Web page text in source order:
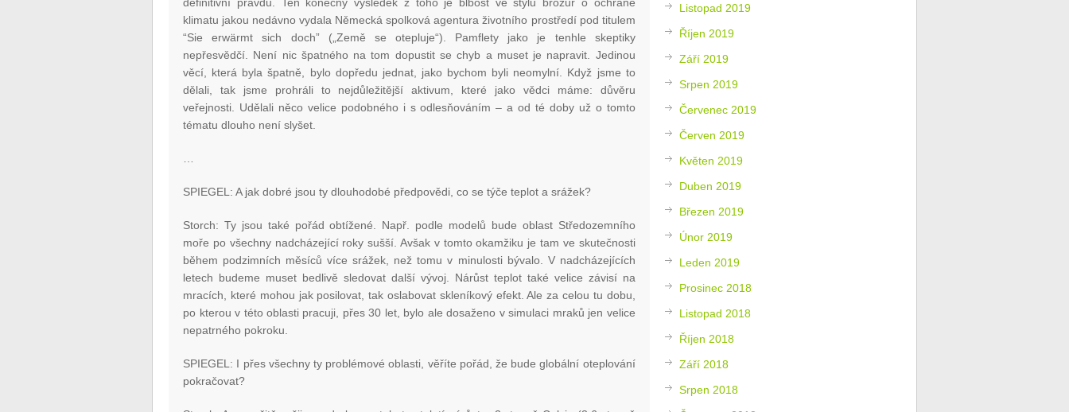
klimatu jakou nedávno vydala Německá spolková agentura životního prostředí pod titulem
“Sie erwärmt sich doch” („Země se otepluje“). Pamflety jako je tenhle skeptiky
nepřesvědčí. Není nic špatného na tom dopustit se chyb a muset je napravit. Jedinou
věcí, která byla špatně, bylo dopředu jednat, jako bychom byli neomylní. Když jsme to
dělali, tak jsme prohráli to nejdůležitější aktivum, které jako vědci máme: důvěru
veřejnosti. Udělali něco velice podobného i s odlesňováním – a od té doby už o tomto
tématu dlouho není slyšet.
SPIEGEL: A jak dobré jsou ty dlouhodobé předpovědi, co se týče teplot a srážek?
Storch: Ty jsou také pořád obtížené. Např. podle modelů bude oblast Středozemního
moře po všechny nadcházející roky sušší. Avšak v tomto okamžiku je tam ve skutečnosti
během podzimních měsíců více srážek, než tomu v minulosti bývalo. V nadcházejících
letech budeme muset bedlivě sledovat další vývoj. Nárůst teplot také velice závisí na
mracích, které mohou jak posilovat, tak oslabovat skleníkový efekt. Ale za celou tu dobu,
po kterou v této oblasti pracuji, přes 30 let, bylo ale dosaženo v simulaci mraků jen velice
nepatrného pokroku.
SPIEGEL: I přes všechny ty problémové oblasti, věříte pořád, že bude globální oteplování
pokračovat?
Listopad 2019
Říjen 2019
Září 2019
Srpen 2019
Červenec 2019
Červen 2019
Květen 2019
Duben 2019
Březen 2019
Únor 2019
Leden 2019
Prosinec 2018
Listopad 2018
Říjen 2018
Září 2018
Srpen 2018